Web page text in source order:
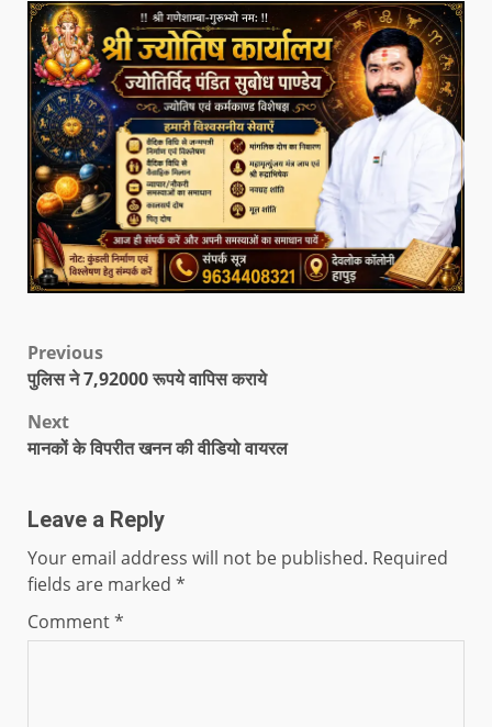
Previous
पुलिस ने 7,92000 रूपये वापिस कराये
Next
मानकों के विपरीत खनन की वीडियो वायरल
Leave a Reply
Your email address will not be published. Required
fields are marked *
Comment*